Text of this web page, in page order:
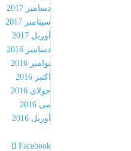
دسامبر 2017
سپتامبر 2017
آوریل 2017
دسامبر 2016
نوامبر 2016
اکتبر 2016
جولای 2016
می 2016
آوریل 2016
Facebook